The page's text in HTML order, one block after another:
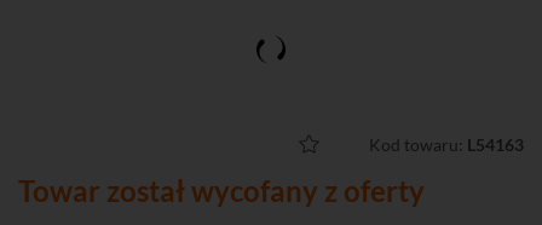
Kod towaru: L54163
Towar został wycofany z oferty